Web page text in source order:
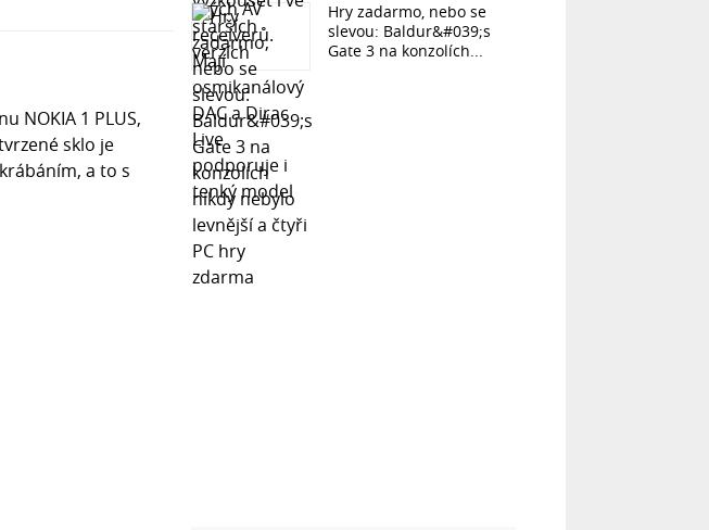
NOKIA 1 PLUS,
sklo je
a to s
a efektivní
Hry zadarmo, nebo se
slevou: Baldur&#039;s
Gate 3 na konzolích...